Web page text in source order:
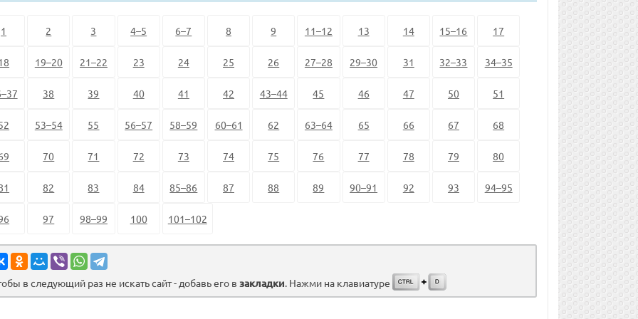
1 2 3 4–5 6–7 8 9 11–12 13 14 15–16 17
19–20 21–22 23 24 25 26 27–28 29–30 31 32–33 34–35
38 39 40 41 42 43–44 45 46 47 50 51
53–54 55 56–57 58–59 60–61 62 63–64 65 66 67 68
70 71 72 73 74 75 76 77 78 79 80
82 83 84 85–86 87 88 89 90–91 92 93 94–95
97 98–99 100 101–102
в следующий раз не искать сайт - добавь его в закладки. Нажми на клавиатуре